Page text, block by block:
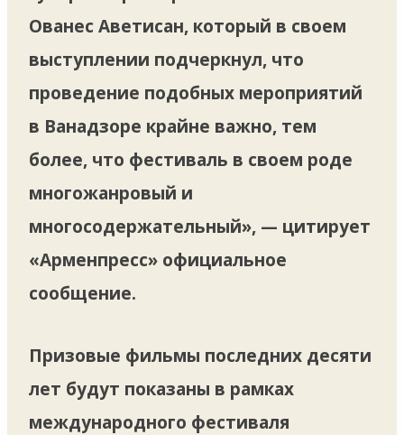
Ованес Аветисан, который в своем
выступлении подчеркнул, что
проведение подобных мероприятий
в Ванадзоре крайне важно, тем
более, что фестиваль в своем роде
многожанровый и
многосодержательный», — цитирует
«Арменпресс» официальное
сообщение.
Призовые фильмы последних десяти
лет будут показаны в рамках
международного фестиваля